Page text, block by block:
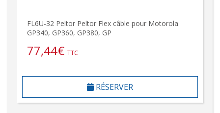
FL6U-32 Peltor Peltor Flex câble pour Motorola
GP340, GP360, GP380, GP
77,44€ TTC
RÉSERVER